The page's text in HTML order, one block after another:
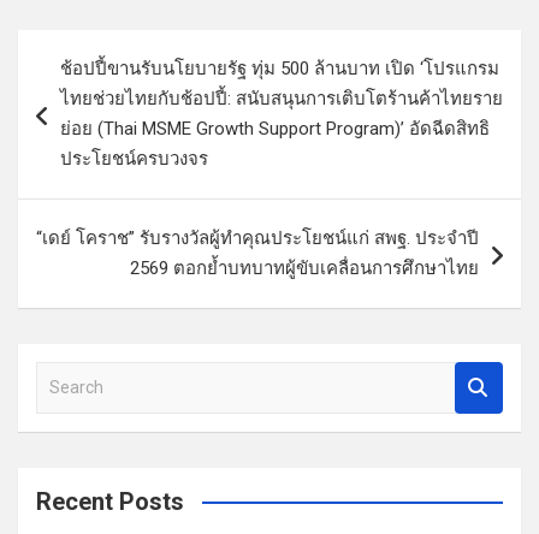
น
รื่
ช้อปปี้ขานรับนโยบายรัฐ ทุ่ม 500 ล้านบาท เปิด ‘โปรแกรม
ไทยช่วยไทยกับช้อปปี้: สนับสนุนการเติบโตร้านค้าไทยราย
ย่อย (Thai MSME Growth Support Program)’ อัดฉีดสิทธิ
ประโยชน์ครบวงจร
“เดย์ โคราช” รับรางวัลผู้ทำคุณประโยชน์แก่ สพฐ. ประจำปี
2569 ตอกย้ำบทบาทผู้ขับเคลื่อนการศึกษาไทย
a
c
Recent Posts